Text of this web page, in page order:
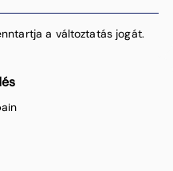
a változtatás jogát.